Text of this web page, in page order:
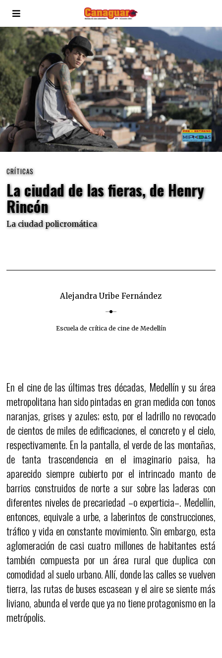
CRÍTICAS
La ciudad de las fieras, de Henry
Rincón
La ciudad policromática
Alejandra Uribe Fernández
Escuela de crítica de cine de Medellín
En el cine de las últimas tres décadas, Medellín y su área
metropolitana han sido pintadas en gran medida con tonos
naranjas, grises y azules; esto, por el ladrillo no revocado
de cientos de miles de edificaciones, el concreto y el cielo,
respectivamente. En la pantalla, el verde de las montañas,
de tanta trascendencia en el imaginario paisa, ha
aparecido siempre cubierto por el intrincado manto de
barrios construidos de norte a sur sobre las laderas con
diferentes niveles de precariedad –o experticia–. Medellín,
entonces, equivale a urbe, a laberintos de construcciones,
tráfico y vida en constante movimiento. Sin embargo, esta
aglomeración de casi cuatro millones de habitantes está
también compuesta por un área rural que duplica con
comodidad al suelo urbano. Allí, donde las calles se vuelven
tierra, las rutas de buses escasean y el aire se siente más
liviano, abunda el verde que ya no tiene protagonismo en la
metrópolis.